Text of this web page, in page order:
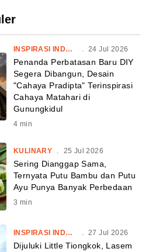
INSPIRASI INDONESIA . 24 Jul 2026
Penanda Perbatasan Baru DIY
Segera Dibangun, Desain
"Cahaya Pradipta" Terinspirasi
Cahaya Matahari di
Gunungkidul
4 min
KULINARY . 25 Jul 2026
Sering Dianggap Sama,
Ternyata Putu Bambu dan Putu
Ayu Punya Banyak Perbedaan
3 min
INSPIRASI INDONESIA . 27 Jul 2026
Dijuluki Little Tiongkok, Lasem